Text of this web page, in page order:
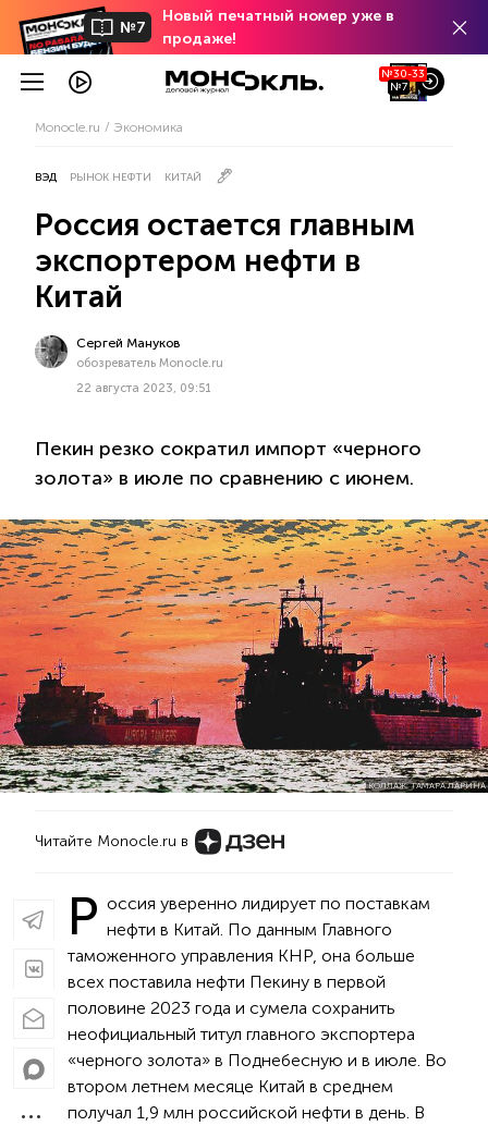
№7
Новый печатный номер уже в
продаже!
№30-33
№7
Monocle.ru Экономика
ВЭД РЫНОК НЕФТИ КИТАЙ
Россия остается главным
экспортером нефти в
Китай
Сергей Мануков
обозреватель Monocle.ru
22 августа 2023, 09:51
Пекин резко сократил импорт «черного
золота» в июле по сравнению с июнем.
КОЛЛАЖ: ТАМАРА ЛАРИНА
Читайте Monocle.ru в
Р оссия уверенно лидирует по поставкам
нефти в Китай. По данным Главного
таможенного управления КНР, она больше
всех поставила нефти Пекину в первой
половине 2023 года и сумела сохранить
неофициальный титул главного экспортера
«черного золота» в Поднебесную и в июле. Во
втором летнем месяце Китай в среднем
получал 1,9 млн российской нефти в день. В